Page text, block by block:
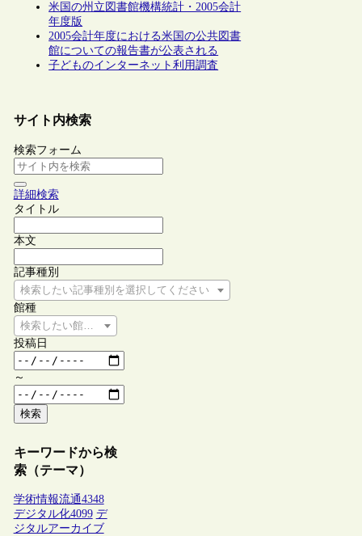
米国の州立図書館機構統計・2005会計
年度版
2005会計年度における米国の公共図書
館についての報告書が公表される
子どものインターネット利用調査
サイト内検索
検索フォーム
詳細検索
タイトル
本文
記事種別
検索したい記事種別を選択してください
館種
検索したい館種を選択してください
投稿日
～
検索
キーワードから検
索（テーマ）
学術情報流通4348
デジタル化4099 デ
ジタルアーカイブ